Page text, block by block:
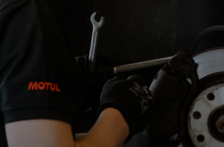
+31 6 20 61 47 19
Afspraak maken